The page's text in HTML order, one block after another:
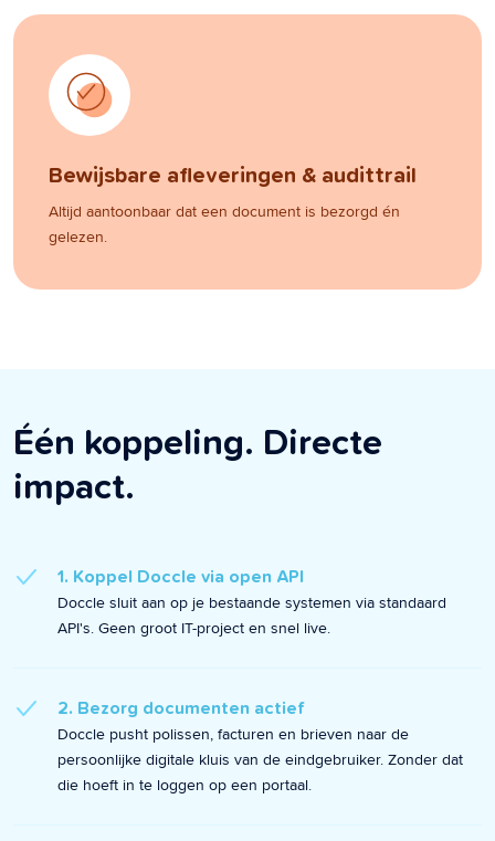
Bewijsbare afleveringen & audittrail
Altijd aantoonbaar dat een document is bezorgd én
gelezen.
Één koppeling. Directe
impact.
1. Koppel Doccle via open API
Doccle sluit aan op je bestaande systemen via standaard
API's. Geen groot IT-project en snel live.
2. Bezorg documenten actief
Doccle pusht polissen, facturen en brieven naar de
persoonlijke digitale kluis van de eindgebruiker. Zonder dat
die hoeft in te loggen op een portaal.